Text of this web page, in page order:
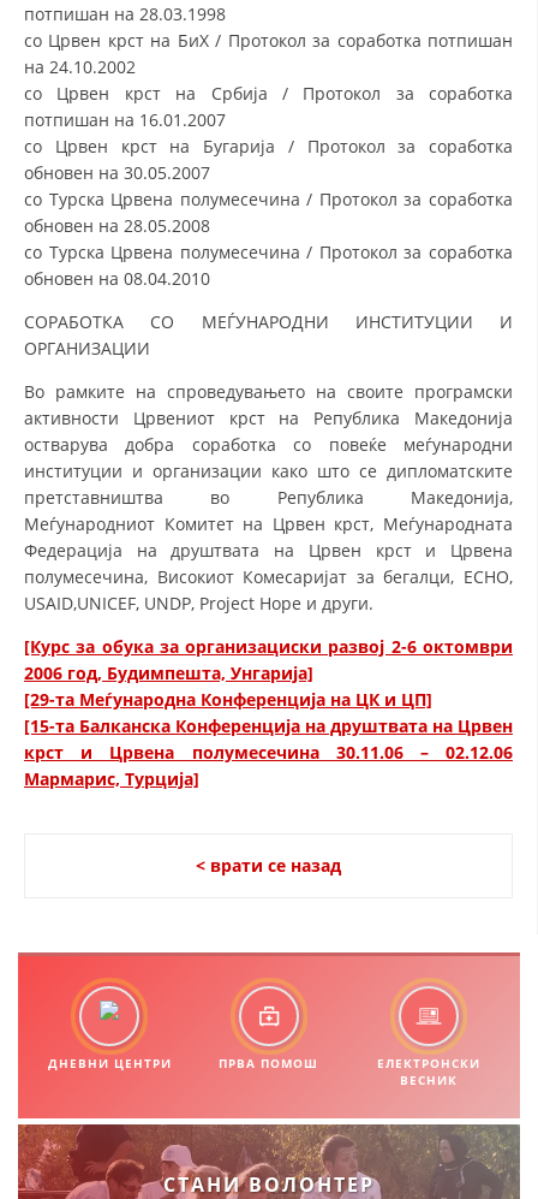
потпишан на 28.03.1998
со Црвен крст на БиХ / Протокол за соработка потпишан
на 24.10.2002
со Црвен крст на Србија / Протокол за соработка
потпишан на 16.01.2007
со Црвен крст на Бугарија / Протокол за соработка
обновен на 30.05.2007
со Турска Црвена полумесечина / Протокол за соработка
обновен на 28.05.2008
со Турска Црвена полумесечина / Протокол за соработка
обновен на 08.04.2010
СОРАБОТКА СО МЕЃУНАРОДНИ ИНСТИТУЦИИ И
ОРГАНИЗАЦИИ
Во рамките на спроведувањето на своите програмски
активности Црвениот крст на Република Македонија
остварува добра соработка со повеќе меѓународни
институции и организации како што се дипломатските
претставништва во Република Македонија,
Меѓународниот Комитет на Црвен крст, Меѓународната
Федерација на друштвата на Црвен крст и Црвена
полумесечина, Високиот Комесаријат за бегалци, ECHO,
USAID,UNICEF, UNDP, Project Hope и други.
[Курс за обука за организациски развој 2-6 октомври
2006 год, Будимпешта, Унгарија]
[29-та Меѓународна Конференција на ЦК и ЦП]
[15-та Балканска Конференција на друштвата на Црвен
крст и Црвена полумесечина 30.11.06 – 02.12.06
Мармарис, Турција]
< врати се назад
ДНЕВНИ ЦЕНТРИ ПРВА ПОМОШ
ЕЛЕКТРОНСКИ
ВЕСНИК
СТАНИ ВОЛОНТЕР